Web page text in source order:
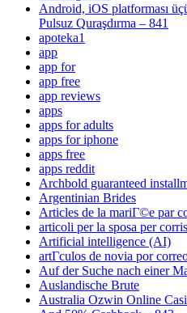
Android, iOS platforması
Pulsuz Quraşdırma – 841
apoteka1
app
app for
app free
app reviews
apps
apps for adults
apps for iphone
apps free
apps reddit
Archbold guaranteed
Argentinian Brides
Articles de la mariГ©e par
articoli per la sposa per
Artificial intelligence (AI)
artГ­culos de novia por
Auf der Suche nach einer
Auslandische Brute
Australia Ozwin Online